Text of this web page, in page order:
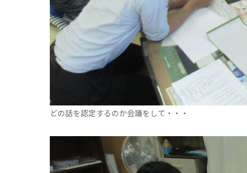
どの話を認定するのか会議をして・・・